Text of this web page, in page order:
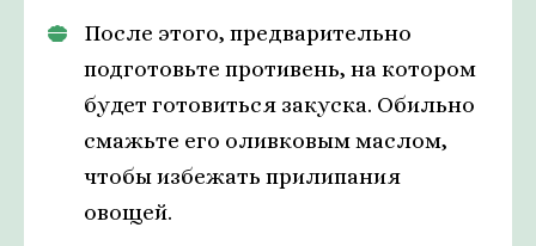
После этого, предварительно
подготовьте противень, на котором
будет готовиться закуска. Обильно
смажьте его оливковым маслом,
чтобы избежать прилипания
овощей.